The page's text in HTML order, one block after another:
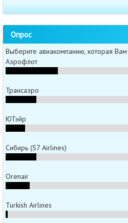
Опрос
Выберите авиакомпанию, которая
Аэрофлот
Трансаэро
ЮТэйр
Сибирь (S7 Airlines)
Orenair
Turkish Airlines